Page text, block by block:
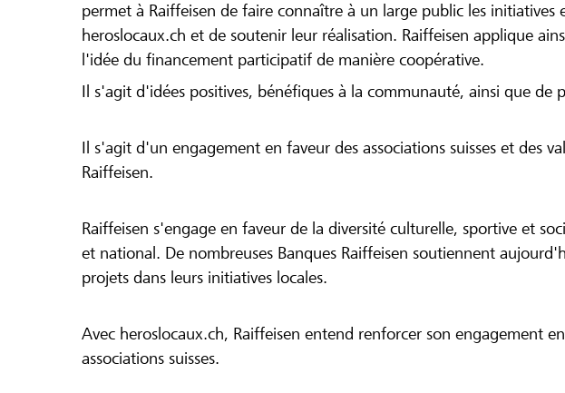
permet à Raiffeisen de faire connaître à un large public les initiatives
heroslocaux.ch et de soutenir leur réalisation. Raiffeisen applique
l'idée du financement participatif de manière coopérative.
Il s'agit d'idées positives, bénéfiques à la communauté, ainsi que de
Il s'agit d'un engagement en faveur des associations suisses et des
Raiffeisen.
Raiffeisen s'engage en faveur de la diversité culturelle, sportive et
et national. De nombreuses Banques Raiffeisen soutiennent
projets dans leurs initiatives locales.
Avec heroslocaux.ch, Raiffeisen entend renforcer son engagement
associations suisses.